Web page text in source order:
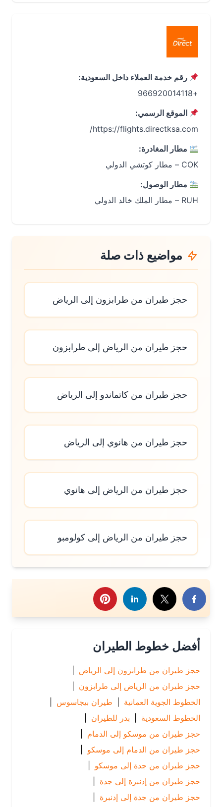
رقم خدمة العملاء داخل السعودية:
الموقع الرسمي:
https://flights.directksa.com/
مطار المغادرة:
مطار الوصول:
مواضيع ذات صلة
حجز طيران من طرابزون إلى الرياض
حجز طيران من الرياض إلى طرابزون
حجز طيران من كاتماندو إلى الرياض
حجز طيران من هانوي إلى الرياض
حجز طيران من الرياض إلى هانوي
حجز طيران من الرياض إلى كولومبو
هذا الموضوع
أفضل خطوط الطيران
حجز طيران من طرابزون إلى الرياض
|
حجز طيران من الرياض إلى طرابزون |
الخطوط الجوية العمانية | طيران بيجاسوس |
الخطوط السعودية | بدر للطيران |
حجز طيران من موسكو إلى الدمام
|
حجز طيران من الدمام إلى موسكو |
حجز طيران من جدة إلى موسكو |
حجز طيران من إدنبرة إلى جدة
حجز طيران من جدة إلى إدنبرة |